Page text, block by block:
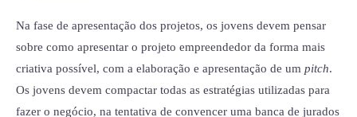
Na fase de apresentação dos projetos, os jovens devem pensar
sobre como apresentar o projeto empreendedor da forma mais
criativa possível, com a elaboração e apresentação de um pitch.
Os jovens devem compactar todas as estratégias utilizadas para
fazer o negócio, na tentativa de convencer uma banca de jurados